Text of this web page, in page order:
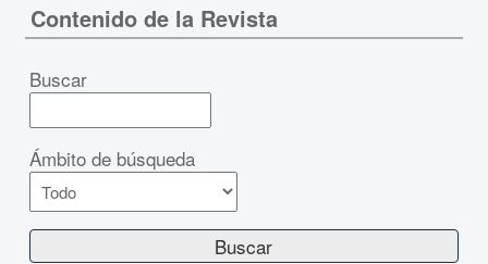
Contenido de la Revista
Buscar
Ámbito de búsqueda